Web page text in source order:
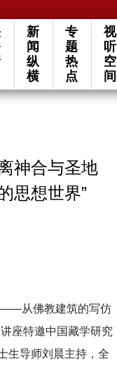
新
闻
纵
横
专
题
热
点
视
听
空
间
神合与圣地
思想世界”
——从佛教建筑的写仿
座特邀中国藏学研究
生导师刘晨主持，全